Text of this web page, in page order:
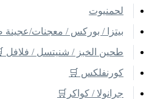
لحمنيوت
بيتزا / بوركس / معجنات/عجينة
طحين الخبز / شنيتسل / فلافل
كورنفلكس 🛒
جرانولا / كواكر🛒